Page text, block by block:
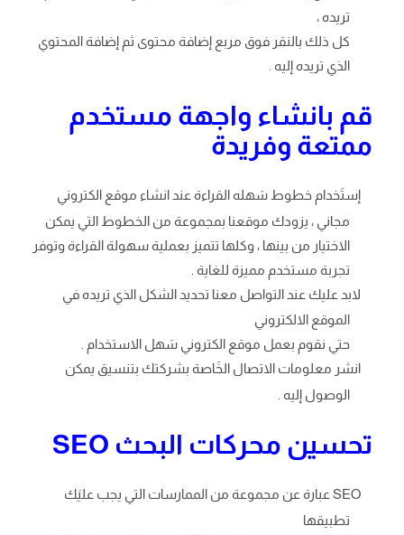
تريده ،
كل ذلك بالنقر فوق مربع إضافة محتوى ثم إضافة المحتوي
الذي تريده إليه .
قم بانشاء واجهة مستخدم
ممتعة وفريدة
إستَخدام خطوط سَهله القراءة عند انشاء موقع الكتروني
مجاني ، يزودك موقعنا بمجموعة من الخطوط التي يمكن
الاختيار من بينها ، وكلها تتميز بعملية سهولة القراءة وتوفر
تجربة مستخدم مميزة للغاية .
لابد عليك عند التواصل معنا تحديد الشكل الذي تريده في
الموقع الالكتروني
حتي نقوم بعمل موقع الكتروني سَهل الاستخدام .
انشر معلومات الاتصال الخَاصة بشركتك بتنسيق يمكن
الوصول إليه .
تحسين محركات البحث SEO
SEO عبارة عن مجموعة من الممارسات التي يجب عليَك
تطبيقها